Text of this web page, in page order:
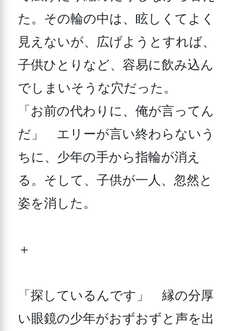
た。その輪の中は、眩しくてよく
見えないが、広げようとすれば、
子供ひとりなど、容易に飲み込ん
でしまいそうな穴だった。
「お前の代わりに、俺が言ってん
だ」　エリーが言い終わらないう
ちに、少年の手から指輪が消え
る。そして、子供が一人、忽然と
姿を消した。
＋
「探しているんです」　縁の分厚
い眼鏡の少年がおずおずと声を出